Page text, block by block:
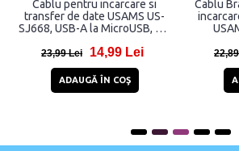
Cablu pentru incarcare si
transfer de date USAMS US-
SJ668, USB-A la MicroUSB, 2A,
23,99 Lei 14,99 Lei
ADAUGĂ ÎN COŞ
Cablu